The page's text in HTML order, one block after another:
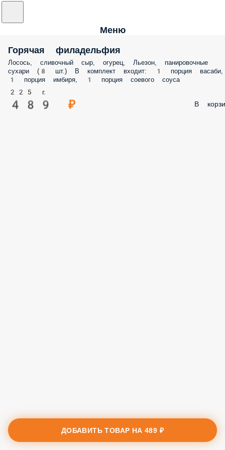
Меню
Горячая филадельфия
Лосось, сливочный сыр, огурец, Льезон, панировочные
сухари (8 шт.) В комплект входит: 1 порция васаби,
1 порция имбиря, 1 порция соевого соуса
225 г.
489 ₽ В
ДОБАВИТЬ ТОВАР НА489 ₽